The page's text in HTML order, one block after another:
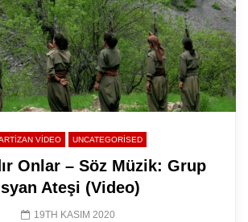
VIDEO UNCATEGORISED
Onlar – Söz Müzik: Grup
Ateşi (Video)
19TH KASIM 2020